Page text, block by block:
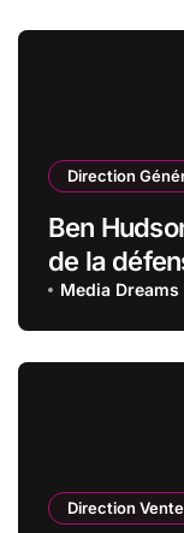
Direction
Ben
de la
qualité de
Media Dreams
Direction